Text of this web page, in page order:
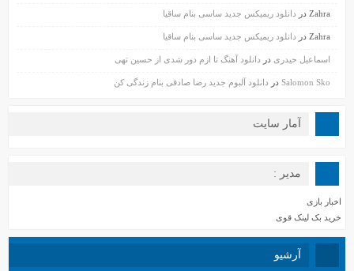
Zahra در دانلود ریمیکس جدید ساسی بنام ساقیا
Zahra در دانلود ریمیکس جدید ساسی بنام ساقیا
اسماعیل حیدری در دانلود آهنگ تا ازم دور شدی از حسین تهی
Salomon Sko در دانلود آلبوم جدید رضا صادقی بنام زندگی کن
آمار سایت
مدیر :
اخبار بازی
خرید بک لینک قوی
آرشیو